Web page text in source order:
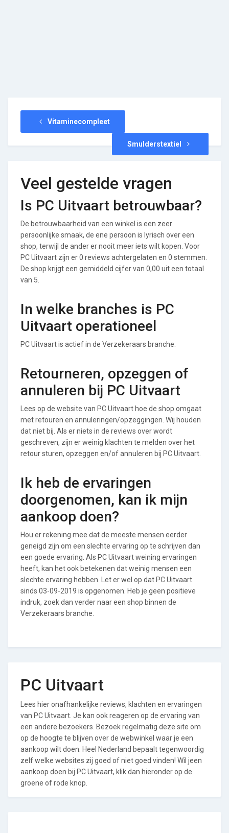
Vitaminecompleet
Smulderstextiel
Veel gestelde vragen
Is PC Uitvaart betrouwbaar?
De betrouwbaarheid van een winkel is een zeer
persoonlijke smaak, de ene persoon is lyrisch over een
shop, terwijl de ander er nooit meer iets wilt kopen. Voor
PC Uitvaart zijn er 0 reviews achtergelaten en 0 stemmen.
De shop krijgt een gemiddeld cijfer van 0,00 uit een totaal
van 5.
In welke branches is PC
Uitvaart operationeel
PC Uitvaart is actief in de Verzekeraars branche.
Retourneren, opzeggen of
annuleren bij PC Uitvaart
Lees op de website van PC Uitvaart hoe de shop omgaat
met retouren en annuleringen/opzeggingen. Wij houden
dat niet bij. Als er niets in de reviews over wordt
geschreven, zijn er weinig klachten te melden over het
retour sturen, opzeggen en/of annuleren bij PC Uitvaart.
Ik heb de ervaringen
doorgenomen, kan ik mijn
aankoop doen?
Hou er rekening mee dat de meeste mensen eerder
geneigd zijn om een slechte ervaring op te schrijven dan
een goede ervaring. Als PC Uitvaart weining ervaringen
heeft, kan het ook betekenen dat weinig mensen een
slechte ervaring hebben. Let er wel op dat PC Uitvaart
sinds 03-09-2019 is opgenomen. Heb je geen positieve
indruk, zoek dan verder naar een shop binnen de
Verzekeraars branche.
PC Uitvaart
Lees hier onafhankelijke reviews, klachten en ervaringen
van PC Uitvaart. Je kan ook reageren op de ervaring van
een andere bezoekers. Bezoek regelmatig deze site om
op de hoogte te blijven over de webwinkel waar je een
aankoop wilt doen. Heel Nederland bepaalt tegenwoordig
zelf welke websites zij goed of niet goed vinden! Wil jeen
aankoop doen bij PC Uitvaart, klik dan hieronder op de
groene of rode knop.